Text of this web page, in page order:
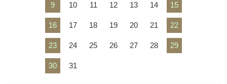
9 10 11 12 13 14 15
16 17 18 19 20 21 22
23 24 25 26 27 28 29
30 31